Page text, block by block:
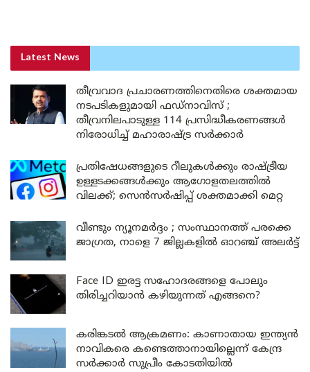
Latest News
തീവ്രവാദ പ്രചാരണത്തിനെതിരെ ശക്തമായ
നടപടികളുമായി ഫഡ്നാവിസ് ;
തീവ്രനിലപാടുള്ള 114 പ്രസിദ്ധീകരണങ്ങൾ
നിരോധിച്ച് മഹാരാഷ്ട്ര സർക്കാർ
പ്രതിഷേധങ്ങളുടെ റീലുകൾക്കും രാഷ്ട്രീയ
ഉള്ളടക്കങ്ങൾക്കും ആഗോളതലത്തിൽ
വിലക്ക്; സെൻസർഷിപ്പ് ശക്തമാക്കി മെറ്റ
വീണ്ടും ന്യൂനമർദ്ദം ; സംസ്ഥാനത്ത് പരക്കെ
ജാഗ്രത, നാളെ 7 ജില്ലകളിൽ ഓറഞ്ച് അലർട്ട്
Face ID ഇരട്ട സഹോദരങ്ങളെ പോലും
തിരിച്ചറിയാൻ കഴിയുന്നത് എങ്ങനെ?
കരിങ്കടൽ ആക്രമണം: കാണാതായ ഇന്ത്യൻ
നാവികരെ കണ്ടെത്താനായില്ലെന്ന് കേന്ദ്ര
സർക്കാർ സുപ്രീം കോടതിയിൽ